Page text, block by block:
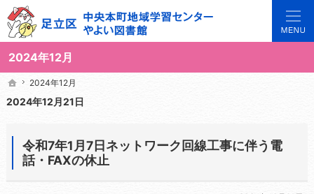
2024年12月
3世代で楽しめる地域のひろば。当サイトでは地域の講座や施設をご案内しています。
足立区中央本町地域学習センターや図書館の総合案内サイト
ホーム
2024年12月
2024年12月21日
令和7年1月7日ネットワーク回線工事に伴う電
話・FAXの休止
ホーム
2024年12月